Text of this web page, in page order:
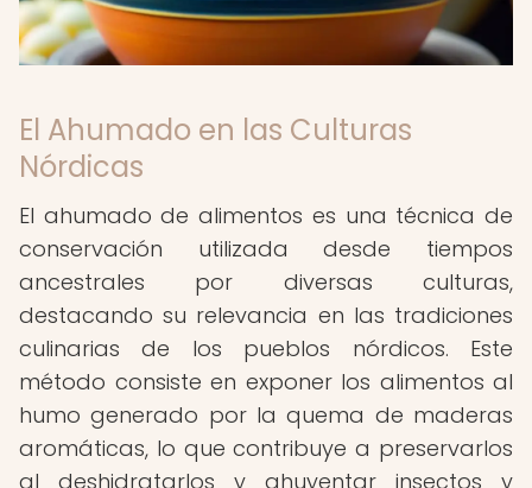
El Ahumado en las Culturas
Nórdicas
El ahumado de alimentos es una técnica de
conservación utilizada desde tiempos
ancestrales por diversas culturas,
destacando su relevancia en las tradiciones
culinarias de los pueblos nórdicos. Este
método consiste en exponer los alimentos al
humo generado por la quema de maderas
aromáticas, lo que contribuye a preservarlos
al deshidratarlos y ahuyentar insectos y